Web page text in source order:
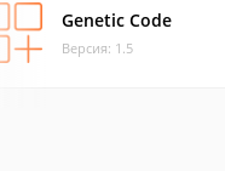
Genetic Code
Версия: 1.5